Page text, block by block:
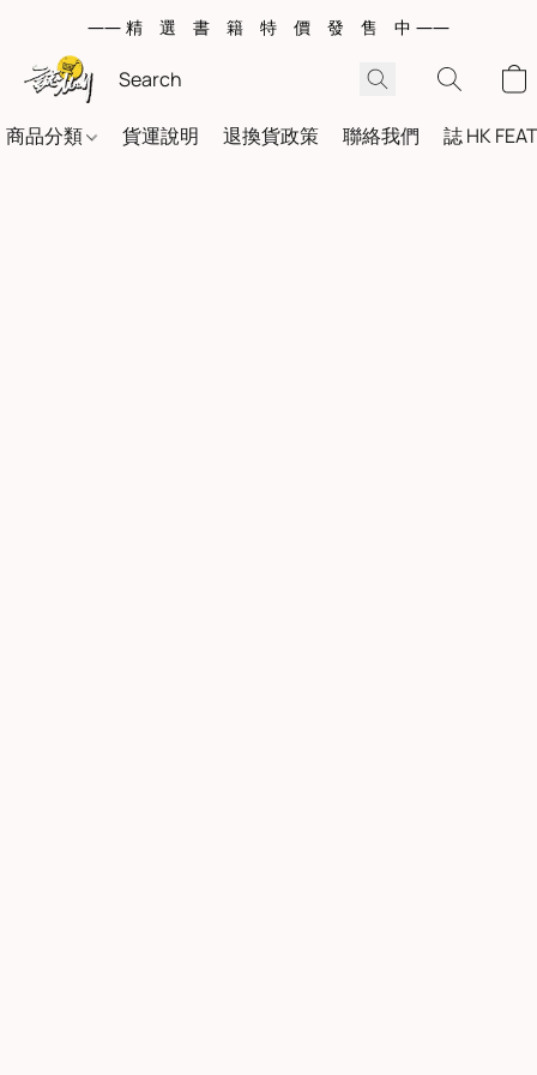
—— 精 選 書 籍 特 價 發 售 中 ——
商品分類 貨運說明 退換貨政策 聯絡我們 誌 HK